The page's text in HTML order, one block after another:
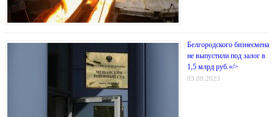
Белгородского бизнесмена
не выпустили под залог в
1,5 млрд руб.»/>
03.08.2023